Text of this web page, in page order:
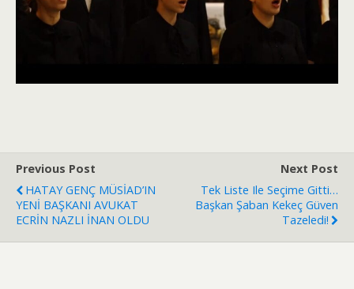
Previous Post
HATAY GENÇ MÜSİAD’IN
YENİ BAŞKANI AVUKAT
ECRİN NAZLI İNAN OLDU
Next Post
Tek Liste Ile Seçime Gitti…
Başkan Şaban Kekeç Güven
Tazeledi!